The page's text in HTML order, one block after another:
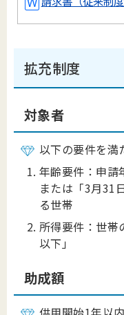
拡充制度
対象者
以下の要件を満
年齢要件：申請
または「3月31
る世帯
所得要件：世帯
以下」
助成額